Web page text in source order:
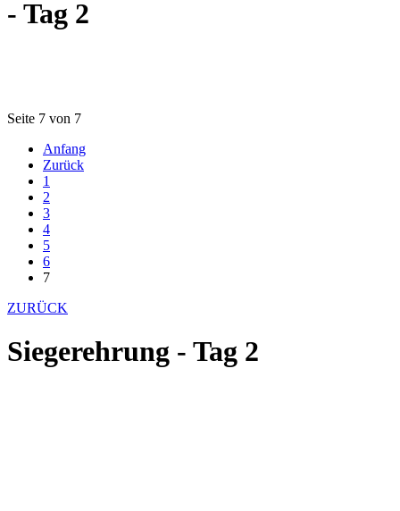
- Tag 2
Seite 7 von 7
Anfang
Zurück
1
2
3
4
5
6
7
ZURÜCK
Siegerehrung - Tag 2